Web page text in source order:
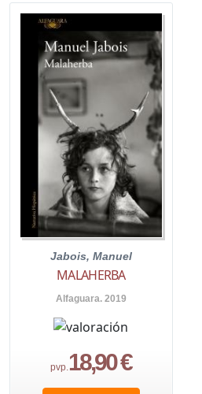
Jabois, Manuel
MALAHERBA
Alfaguara. 2019
pvp.18,90 €